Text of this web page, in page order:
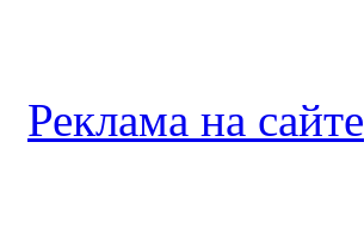
Реклама на сайте